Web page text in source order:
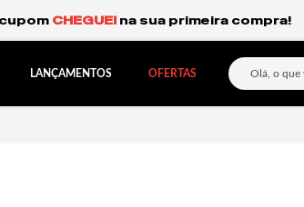
Expresso para o Sul e São Paulo.
LANÇAMENTOS OFERTAS